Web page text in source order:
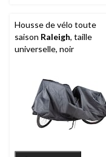
Housse de vélo toute
saison Raleigh, taille
universelle, noir